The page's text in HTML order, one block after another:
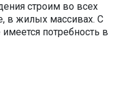
строим во всех
в жилых массивах. С
потребность в